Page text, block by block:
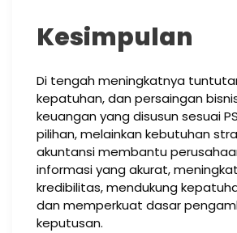
Kesimpulan
Di tengah meningkatnya
kepatuhan, dan persaingan
keuangan yang disusun sesuai
pilihan, melainkan kebutuhan
akuntansi membantu
informasi yang akurat,
kredibilitas, mendukung
dan memperkuat dasar
keputusan.